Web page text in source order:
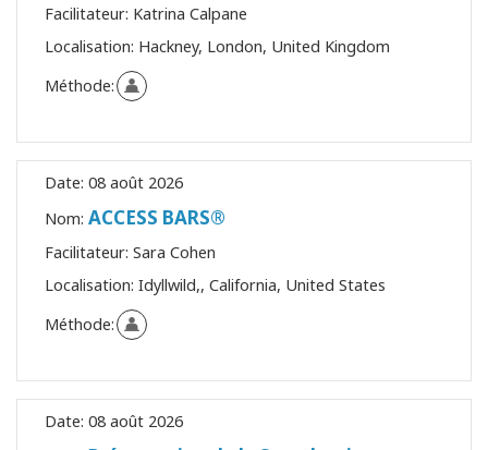
Facilitateur: Katrina Calpane
Localisation: Hackney, London, United Kingdom
Méthode:
Date: 08 août 2026
Nom: ACCESS BARS®
Facilitateur: Sara Cohen
Localisation: Idyllwild,, California, United States
Méthode:
Date: 08 août 2026